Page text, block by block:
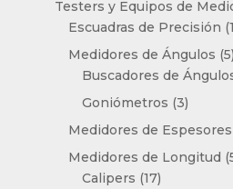
Testers y Equipos de
Escuadras de Precisión
Medidores de Ángulos 55
Buscadores de
Goniómetros 33
Medidores de Espesores
Medidores de Longitud
Calipers 1717